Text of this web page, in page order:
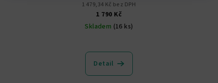
1 479,34 Kč bez DPH
1 790 Kč
Skladem (16 ks)
hodnocení
produktu
Detail